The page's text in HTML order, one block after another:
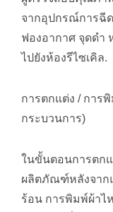
จากอุปกรณ์การฉี
ฟองอากาศ จุดดำ
ไปยังห้องรีไซเคิล.
การตกแต่ง / การ
กระบวนการ)
ในขั้นตอนการตกแ
ผลิตภัณฑ์หลังจาก
ร้อน การพิมพ์ผ้าไ